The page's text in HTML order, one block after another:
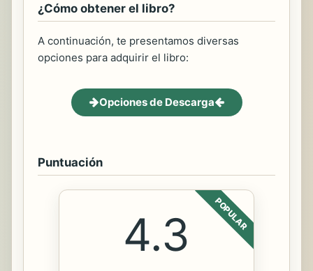
¿Cómo obtener el libro?
A continuación, te presentamos diversas
opciones para adquirir el libro:
Opciones de Descarga
Puntuación
POPULAR
4.3